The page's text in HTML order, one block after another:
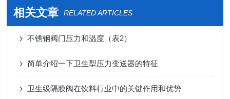
相关文章 RELATED ARTICLES
不锈钢阀门压力和温度（表2）
简单介绍一下卫生型压力变送器的特征
卫生级隔膜阀在饮料行业中的关键作用和优势